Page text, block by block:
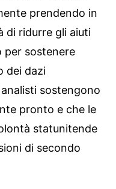
prendendo in
di ridurre gli aiuti
per sostenere
dei dazi
sostengono
pronto e che le
statunitende
di secondo